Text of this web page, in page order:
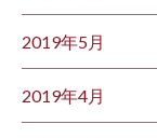
2019年5月
2019年4月